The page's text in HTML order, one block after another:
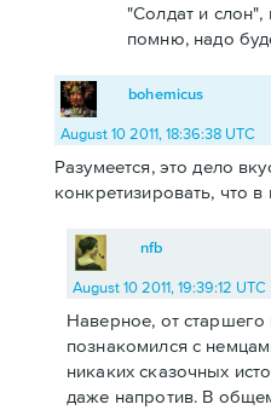
"Солдат и
помню, надо
bohemicus
August 10 2011, 18:36:38 UTC
Разумеется, это дело
конкретизировать, что
nfb
August 10 2011, 19:39:12 UTC
Наверное, от
познакомился с
никаких сказочных
даже напротив. В